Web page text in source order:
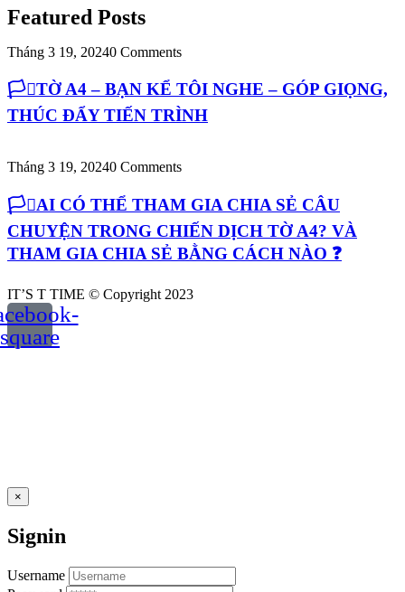
Featured Posts
Tháng 3 19, 20240 Comments
🏳️‍⚧️TỜ A4 – BẠN KỂ TÔI NGHE – GÓP GIỌNG,
THÚC ĐẨY TIẾN TRÌNH
Tháng 3 19, 20240 Comments
🏳️‍⚧️AI CÓ THỂ THAM GIA CHIA SẺ CÂU
CHUYỆN TRONG CHIẾN DỊCH TỜ A4? VÀ
THAM GIA CHIA SẺ BẰNG CÁCH NÀO ❓
IT’S T TIME © Copyright 2023
square
×
Signin
Username